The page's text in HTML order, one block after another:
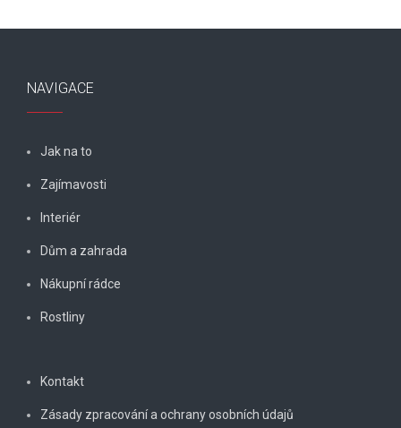
NAVIGACE
Jak na to
Zajímavosti
Interiér
Dům a zahrada
Nákupní rádce
Rostliny
Kontakt
Zásady zpracování a ochrany osobních údajů